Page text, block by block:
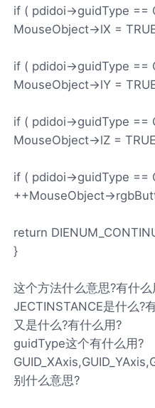
if ( pdidoi->guidType ==
MouseObject->lX =
if ( pdidoi->guidType ==
MouseObject->lY =
if ( pdidoi->guidType ==
MouseObject->lZ =
if ( pdidoi->guidType ==
++MouseObject-
return
}
这个方法什么意思?有什
JECTINSTANCE是什么?
又是什么?有什么用?
guidType这个有什么用?
别什么意思?